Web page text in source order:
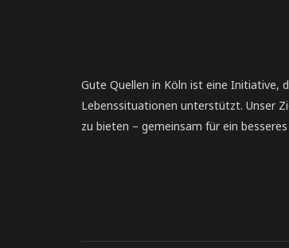
Gute Quellen in Köln ist eine Initiative,
Lebenssituationen unterstützt. Unser
zu bieten – gemeinsam für ein